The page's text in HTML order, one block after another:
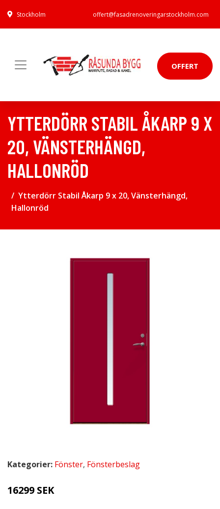
Stockholm offert@fasadrenoveringarstockholm.com
OFFERT
YTTERDÖRR STABIL ÅKARP 9 X
20, VÄNSTERHÄNGD,
HALLONRÖD
Ytterdörr Stabil Åkarp 9 x 20, Vänsterhängd,
Hallonröd
Kategorier: Fönster, Fönsterbeslag
16299 SEK